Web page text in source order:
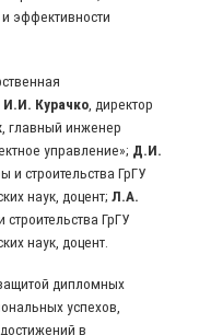
эффективности
И.И. Курачко, директор
, главный инженер
управление»; Д.И.
и строительства ГрГУ
наук, доцент; Л.А.
строительства ГрГУ
наук, доцент.
дипломных
успехов,
в